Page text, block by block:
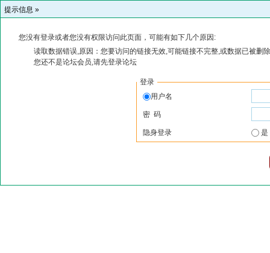
提示信息 »
您没有登录或者您没有权限访问此页面，可能有如下几个原因:
读取数据错误,原因：您要访问的链接无效,可能链接不完整,或数据已被删
您还不是论坛会员,请先登录论坛
登录
用户名
密 码
隐身登录